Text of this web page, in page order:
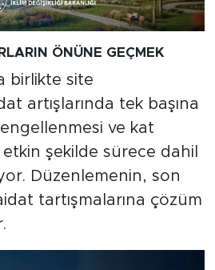
ÖNÜNE GEÇMEK
birlikte site
artışlarında tek başına
ve kat
şekilde sürece dahil
Düzenlemenin, son
tartışmalarına çözüm